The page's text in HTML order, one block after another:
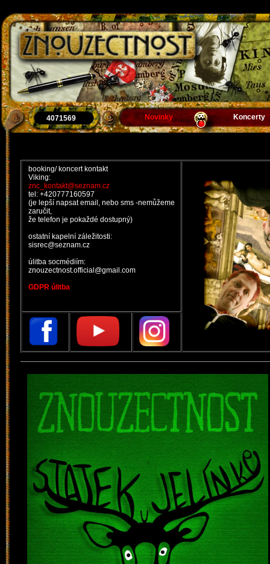
4071569 Novinky Koncerty
booking/ koncert kontakt
Viking:
znc_kontakt@seznam.cz
tel: +420777160597
(je lepší napsat email, nebo sms -nemůžeme
zaručit,
že telefon je pokaždé dostupný)
ostatní kapelní záležitosti:
sisrec@seznam.cz
úlitba socmédiím:
znouzectnost.official@gmail.com
GDPR úlitba